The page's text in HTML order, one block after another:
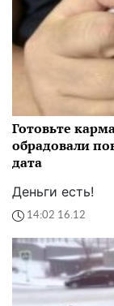
Готовьте
обрадовали
дата
Деньги есть!
14:02 16.12